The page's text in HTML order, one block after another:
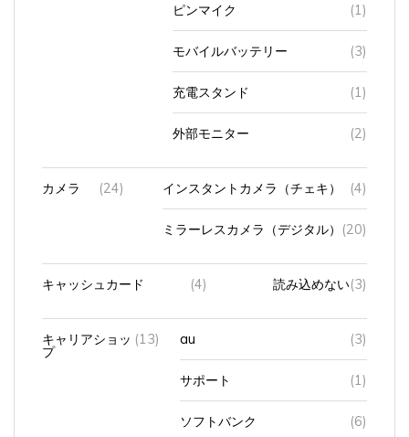
ピンマイク (1)
モバイルバッテリー (3)
充電スタンド (1)
外部モニター (2)
カメラ (24) インスタントカメラ（チェキ） (4)
ミラーレスカメラ（デジタル） (20)
キャッシュカード (4) 読み込めない (3)
キャリアショッ
プ
(13) au (3)
サポート (1)
ソフトバンク (6)